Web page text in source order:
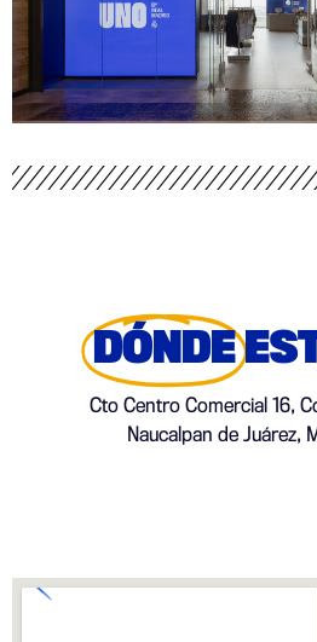
DÓNDE
Cto Centro Comercial 16,
Naucalpan de Juárez,